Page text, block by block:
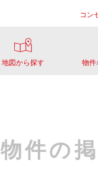
コン
地図から探す 物件
物件の